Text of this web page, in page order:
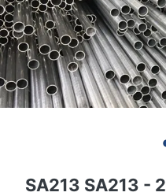
SA213 SA213 -